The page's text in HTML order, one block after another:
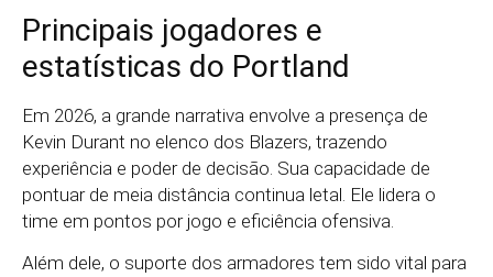
Principais jogadores e
estatísticas do Portland
Em 2026, a grande narrativa envolve a presença de
Kevin Durant no elenco dos Blazers, trazendo
experiência e poder de decisão. Sua capacidade de
pontuar de meia distância continua letal. Ele lidera o
time em pontos por jogo e eficiência ofensiva.
Além dele, o suporte dos armadores tem sido vital para